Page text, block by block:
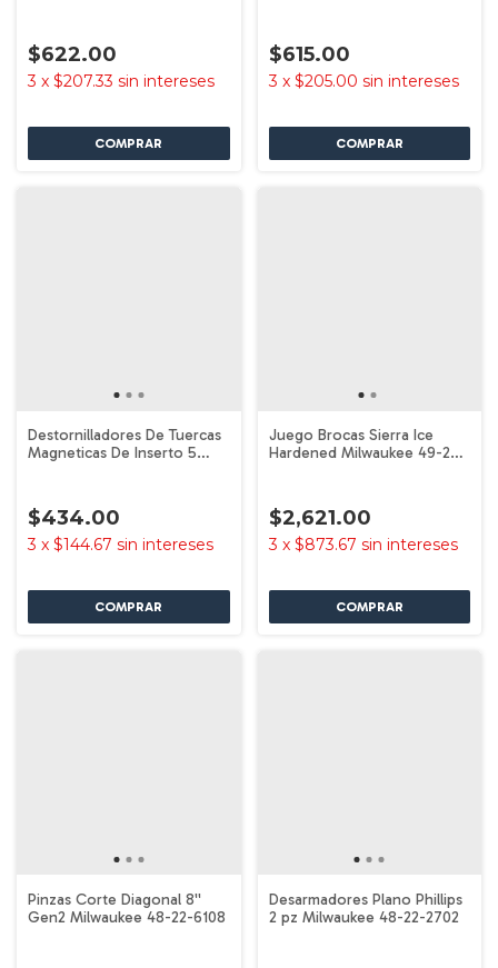
$622.00
3 x $207.33 sin intereses
$615.00
3 x $205.00 sin intereses
Destornilladores De Tuercas
Magneticas De Inserto 5
$434.00
3 x $144.67 sin intereses
Juego Brocas Sierra Ice
Hardened Milwaukee 49-22-
$2,621.00
3 x $873.67 sin intereses
Pinzas Corte Diagonal 8''
Gen2 Milwaukee 48-22-6108
Desarmadores Plano Phillips
2 pz Milwaukee 48-22-2702